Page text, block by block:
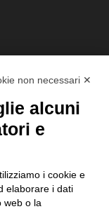
non necessari ✕
alcuni
e
i cookie e
elaborare i dati
web o la